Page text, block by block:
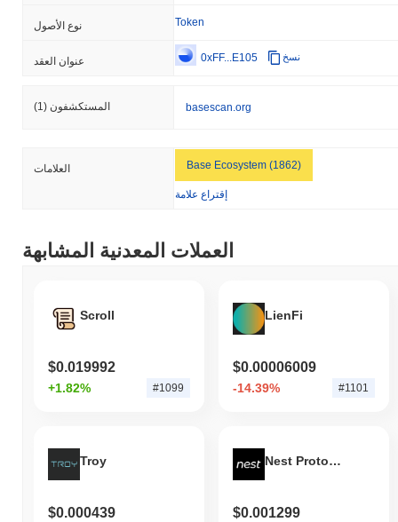
نوع الأصول Token
عنوان العقد 0xFF...E105 نسخ
المستكشفون (1) basescan.org
العلامات Base Ecosystem (1862)
إقتراع علامة
العملات المعدنية المشابهة
Scroll
$0.019992
+1.82% #1099
LienFi
$0.00006009
-14.39% #1101
Troy
$0.000439
Nest Protocol
$0.001299